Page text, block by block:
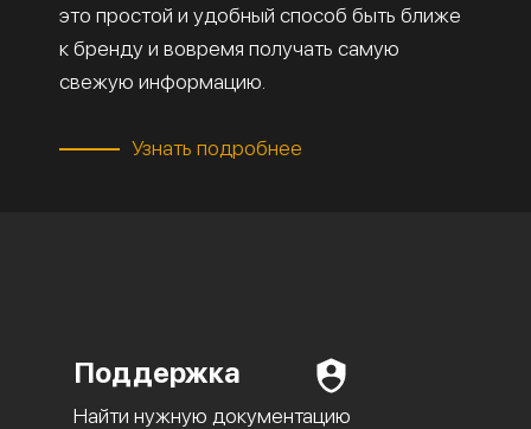
это простой и удобный способ быть ближе
к бренду и вовремя получать самую
свежую информацию.
Узнать подробнее
Поддержка
Найти нужную документацию